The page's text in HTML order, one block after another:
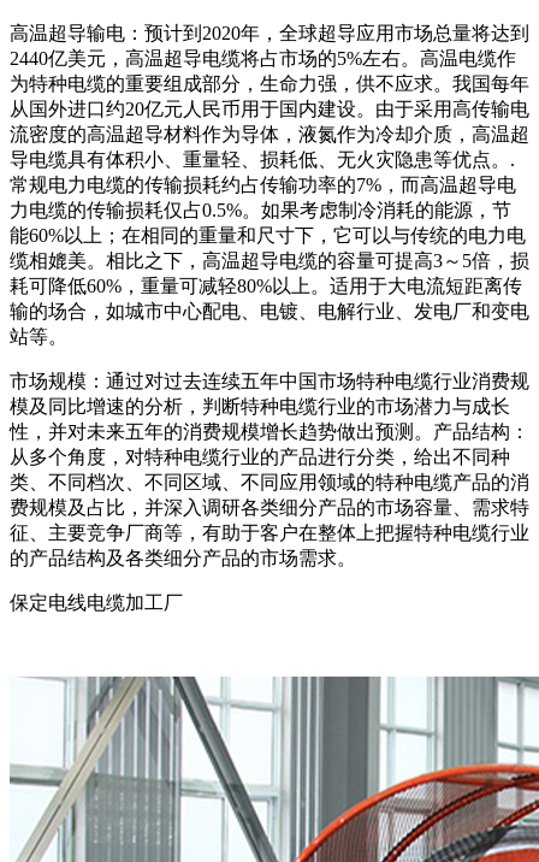
高温超导输电：预计到2020年，全球超导应用市场总量将达到
2440亿美元，高温超导电缆将占市场的5%左右。高温电缆作
为特种电缆的重要组成部分，生命力强，供不应求。我国每年
从国外进口约20亿元人民币用于国内建设。由于采用高传输电
流密度的高温超导材料作为导体，液氮作为冷却介质，高温超
导电缆具有体积小、重量轻、损耗低、无火灾隐患等优点。.
常规电力电缆的传输损耗约占传输功率的7%，而高温超导电
力电缆的传输损耗仅占0.5%。如果考虑制冷消耗的能源，节
能60%以上；在相同的重量和尺寸下，它可以与传统的电力电
缆相媲美。相比之下，高温超导电缆的容量可提高3～5倍，损
耗可降低60%，重量可减轻80%以上。适用于大电流短距离传
输的场合，如城市中心配电、电镀、电解行业、发电厂和变电
站等。
市场规模：通过对过去连续五年中国市场特种电缆行业消费规
模及同比增速的分析，判断特种电缆行业的市场潜力与成长
性，并对未来五年的消费规模增长趋势做出预测。产品结构：
从多个角度，对特种电缆行业的产品进行分类，给出不同种
类、不同档次、不同区域、不同应用领域的特种电缆产品的消
费规模及占比，并深入调研各类细分产品的市场容量、需求特
征、主要竞争厂商等，有助于客户在整体上把握特种电缆行业
的产品结构及各类细分产品的市场需求。
保定电线电缆加工厂